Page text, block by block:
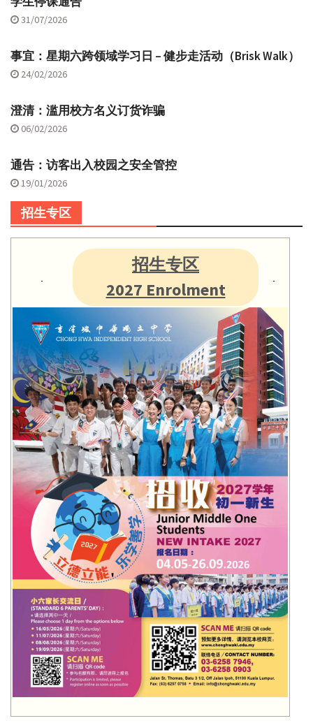
31/07/2026
事宜：星期六跨领域学习日 – 健步走活动（Brisk Walk）
24/02/2026
澄清：滥用校方名义订货诈骗
06/02/2026
通告：访客出入校园之安全管控
19/01/2026
招生专区
招生专区
2027 Enrolment